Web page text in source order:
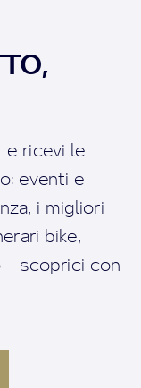
ricevi le
eventi e
i migliori
bike,
- scoprici con